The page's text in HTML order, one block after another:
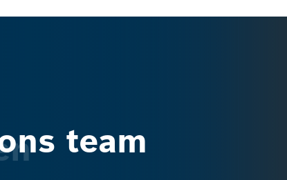
team